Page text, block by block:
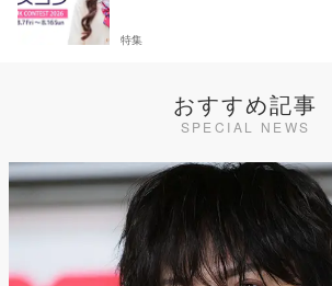
特集
おすすめ記事
SPECIAL NEWS